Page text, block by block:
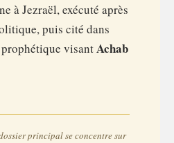
à Jezraël, exécuté après
puis cité dans
visantAchab
principal se concentre sur